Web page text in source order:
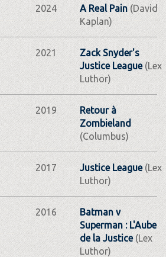
2024 A Real Pain(David
Kaplan)
2021
Zack Snyder's
Justice League(Lex
Luthor)
2019
Retour à
Zombieland
(Columbus)
2017 Justice League(Lex
Luthor)
2016
Batman v
Superman : L'Aube
de la Justice(Lex
Luthor)